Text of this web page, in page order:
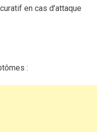
en cas d’attaque
: